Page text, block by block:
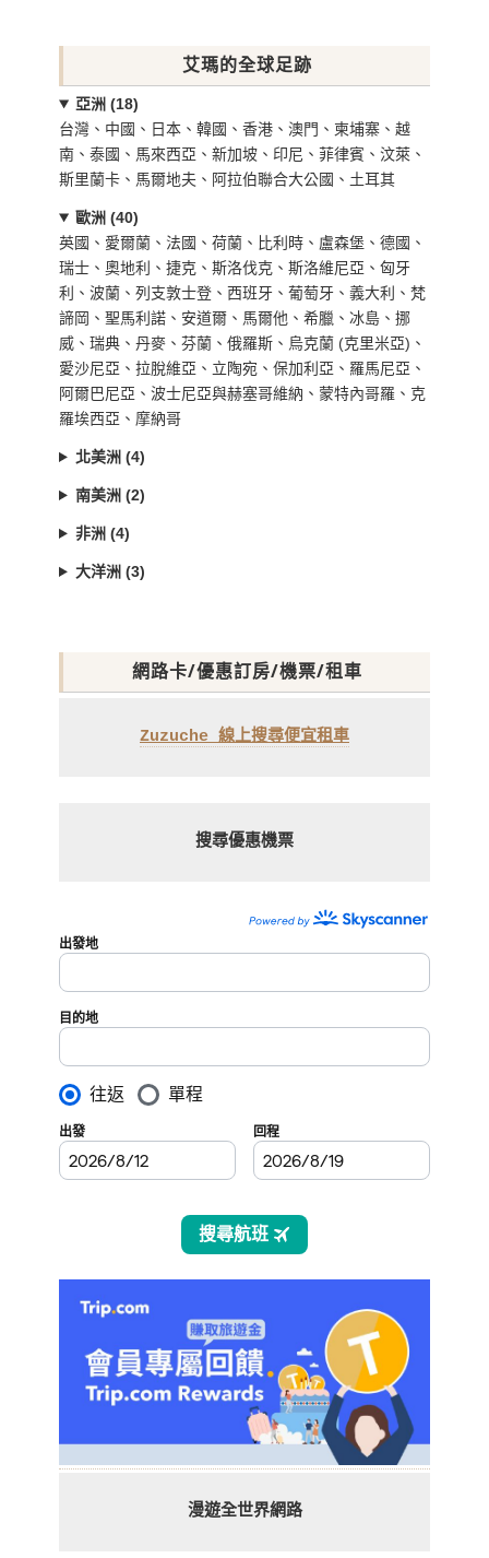
艾瑪的全球足跡
亞洲 (18)
台灣、中國、日本、韓國、香港、澳門、柬埔寨、越
南、泰國、馬來西亞、新加坡、印尼、菲律賓、汶萊、
斯里蘭卡、馬爾地夫、阿拉伯聯合大公國、土耳其
歐洲 (40)
英國、愛爾蘭、法國、荷蘭、比利時、盧森堡、德國、
瑞士、奧地利、捷克、斯洛伐克、斯洛維尼亞、匈牙
利、波蘭、列支敦士登、西班牙、葡萄牙、義大利、梵
諦岡、聖馬利諾、安道爾、馬爾他、希臘、冰島、挪
威、瑞典、丹麥、芬蘭、俄羅斯、烏克蘭 (克里米亞)、
愛沙尼亞、拉脫維亞、立陶宛、保加利亞、羅馬尼亞、
阿爾巴尼亞、波士尼亞與赫塞哥維納、蒙特內哥羅、克
羅埃西亞、摩納哥
北美洲 (4)
南美洲 (2)
非洲 (4)
大洋洲 (3)
網路卡/優惠訂房/機票/租車
Zuzuche 線上搜尋便宜租車
搜尋優惠機票
漫遊全世界網路